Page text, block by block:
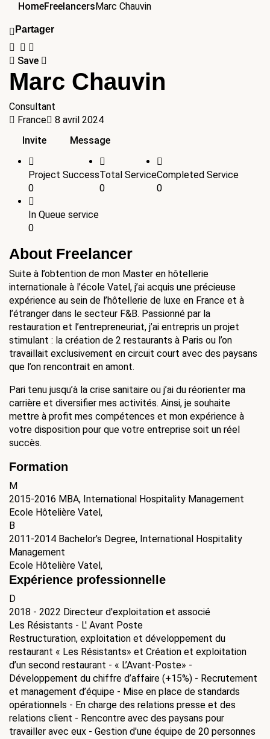
HomeFreelancersMarc Chauvin
Partager
Save
Marc Chauvin
Consultant
France
8 avril 2024
Invite
Message
Project Success
0
Total Service
0
Completed Service
0
In Queue service
0
About Freelancer
Suite à l’obtention de mon Master en hôtellerie
internationale à l’école Vatel, j’ai acquis une précieuse
expérience au sein de l’hôtellerie de luxe en France et à
l’étranger dans le secteur F&B. Passionné par la
restauration et l’entrepreneuriat, j’ai entrepris un projet
stimulant : la création de 2 restaurants à Paris ou l’on
travaillait exclusivement en circuit court avec des paysans
que l’on rencontrait en amont.
Pari tenu jusqu’à la crise sanitaire ou j’ai du réorienter ma
carrière et diversifier mes activités. Ainsi, je souhaite
mettre à profit mes compétences et mon expérience à
votre disposition pour que votre entreprise soit un réel
succès.
Formation
M
2015-2016 MBA, International Hospitality Management
Ecole Hôtelière Vatel,
B
2011-2014 Bachelor’s Degree, International Hospitality
Management
Ecole Hôtelière Vatel,
Expérience professionnelle
D
2018 - 2022 Directeur d'exploitation et associé
Les Résistants - L' Avant Poste
Restructuration, exploitation et développement du
restaurant « Les Résistants» et Création et exploitation
d’un second restaurant - « L’Avant-Poste» -
Développement du chiffre d’affaire (+15%) - Recrutement
et management d’équipe - Mise en place de standards
opérationnels - En charge des relations presse et des
relations client - Rencontre avec des paysans pour
travailler avec eux - Gestion d'une équipe de 20 personnes